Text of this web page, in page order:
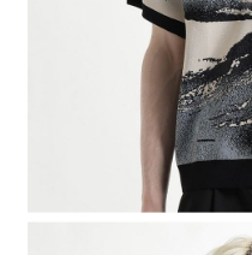
權轉讓予恩沛科技股份有限公司。
２．關於個人資料處理事宜，請瀏
３．未成年的使用者請事先徵得
「AFTEE先享後付」，若未經同
４．使用「AFTEE先享後付」時
時審查核予不同之上限額度；若
請求用戶進行身份認證。
５．嚴禁一人註冊多個帳號或使
恩沛科技股份有限公司將有權停